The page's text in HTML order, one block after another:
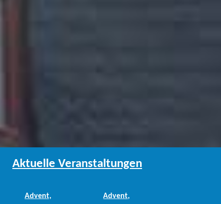
Aktuelle Veranstaltungen
Advent, Advent,